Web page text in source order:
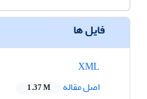
فایل ها
اصل مقاله
1.37 M